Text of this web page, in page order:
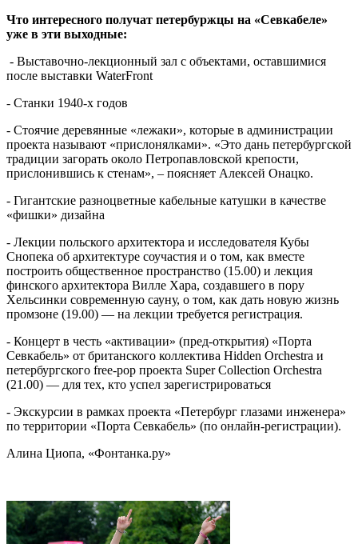
Что интересного получат петербуржцы на «Севкабеле»
уже в эти выходные:
- Выставочно-лекционный зал с объектами, оставшимися
после выставки WaterFront
- Станки 1940-х годов
- Стоячие деревянные «лежаки», которые в администрации
проекта называют «прислонялками». «Это дань петербургской
традиции загорать около Петропавловской крепости,
прислонившись к стенам», – поясняет Алексей Онацко.
- Гигантские разноцветные кабельные катушки в качестве
«фишки» дизайна
- Лекции польского архитектора и исследователя Кубы
Снопека об архитектуре соучастия и о том, как вместе
построить общественное пространство (15.00) и лекция
финского архитектора Вилле Хара, создавшего в пору
Хельсинки современную сауну, о том, как дать новую жизнь
промзоне (19.00) — на лекции требуется регистрация.
- Концерт в честь «активации» (пред-открытия) «Порта
Севкабель» от британского коллектива Hidden Orchestra и
петербургского free-pop проекта Super Collection Orchestra
(21.00) — для тех, кто успел зарегистрироваться
- Экскурсии в рамках проекта «Петербург глазами инженера»
по территории «Порта Севкабель» (по онлайн-регистрации).
Алина Циопа, «Фонтанка.ру»